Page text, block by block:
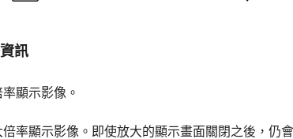
訊
顯示影像。
率顯示影像。即使放大的顯示畫面關閉之後，仍